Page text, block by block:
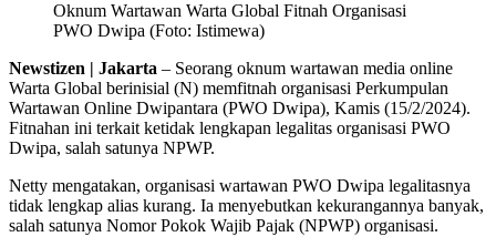
Oknum Wartawan Warta Global Fitnah Organisasi
PWO Dwipa (Foto: Istimewa)
Newstizen | Jakarta – Seorang oknum wartawan media online
Warta Global berinisial (N) memfitnah organisasi Perkumpulan
Wartawan Online Dwipantara (PWO Dwipa), Kamis (15/2/2024).
Fitnahan ini terkait ketidak lengkapan legalitas organisasi PWO
Dwipa, salah satunya NPWP.
Netty mengatakan, organisasi wartawan PWO Dwipa legalitasnya
tidak lengkap alias kurang. Ia menyebutkan kekurangannya banyak,
salah satunya Nomor Pokok Wajib Pajak (NPWP) organisasi.